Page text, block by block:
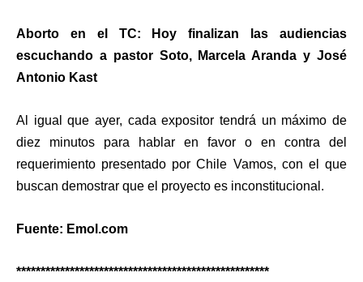
Aborto en el TC: Hoy finalizan las audiencias
escuchando a pastor Soto, Marcela Aranda y José
Antonio Kast
Al igual que ayer, cada expositor tendrá un máximo de
diez minutos para hablar en favor o en contra del
requerimiento presentado por Chile Vamos, con el que
buscan demostrar que el proyecto es inconstitucional.
Fuente: Emol.com
****************************************************